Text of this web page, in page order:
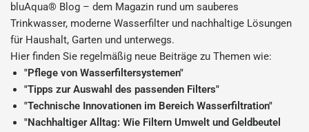
bluAqua® Blog – dem Magazin rund um sauberes
Trinkwasser, moderne Wasserfilter und nachhaltige Lösungen
für Haushalt, Garten und unterwegs.
Hier finden Sie regelmäßig neue Beiträge zu Themen wie:
"Pflege von Wasserfiltersystemen"
"Tipps zur Auswahl des passenden Filters"
"Technische Innovationen im Bereich Wasserfiltration"
"Nachhaltiger Alltag: Wie Filtern Umwelt und Geldbeutel